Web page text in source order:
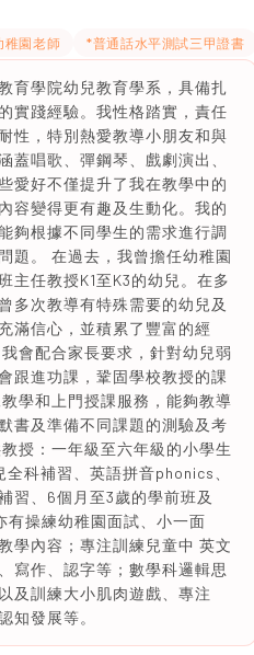
稚園老師 *普通話水平測試三甲證書
育學院幼兒教育學系，具備扎
實踐經驗。我性格踏實，責任
性，特別熱愛教導小朋友和與
蓋唱歌、彈鋼琴、戲劇演出、
愛好不僅提升了我在教學中的
容變得更有趣及生動化。我的
夠根據不同學生的需求進行調
題。 在過去，我曾擔任幼稚園
主任教授K1至K3的幼兒。在多
多次教導有特殊需要的幼兒及
滿信心，並積累了豐富的經
會配合家長要求，針對幼兒弱
跟進功課，鞏固學校教授的課
學和上門授課服務，能夠教導
書及準備不同課題的測驗及考
授：一年級至六年級的小學生
科補習、英語拼音phonics、
習、6個月至3歲的學前班及
操練幼稚園面試、小一面
學內容；專注訓練兒童中 英文
寫作、認字等；數學科邏輯思
及訓練大小肌肉遊戲、專注
知發展等。